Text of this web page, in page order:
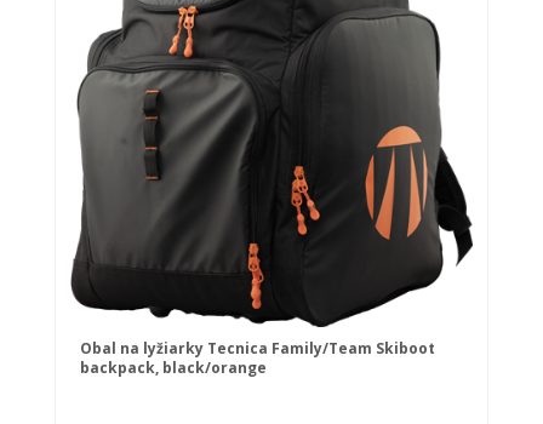
Obal na lyžiarky Tecnica Family/Team Skiboot
backpack, black/orange